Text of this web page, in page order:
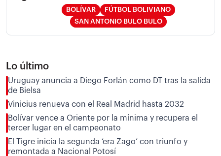
BOLÍVAR
FÚTBOL BOLIVIANO
SAN ANTONIO BULO BULO
Lo último
Uruguay anuncia a Diego Forlán como DT tras la salida
de Bielsa
Vinicius renueva con el Real Madrid hasta 2032
Bolívar vence a Oriente por la mínima y recupera el
tercer lugar en el campeonato
El Tigre inicia la segunda ‘era Zago’ con triunfo y
remontada a Nacional Potosí